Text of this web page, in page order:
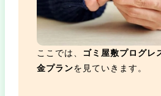
ここでは、
ゴミ屋敷プログレ
金プランを見ていきます。